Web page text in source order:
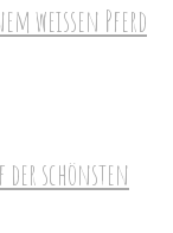
weissen Pferd
schönsten